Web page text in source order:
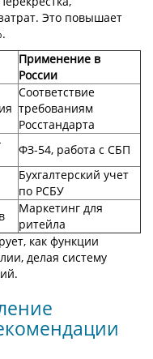
Это повышает
Применение в
России
Соответствие
требованиям
Росстандарта
ФЗ-54, работа с СБП
Бухгалтерский учет
по РСБУ
Маркетинг для
ритейла
как функции
делая систему